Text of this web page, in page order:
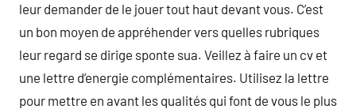
leur demander de le jouer tout haut devant vous. C’est
un bon moyen de appréhender vers quelles rubriques
leur regard se dirige sponte sua. Veillez à faire un cv et
une lettre d’energie complémentaires. Utilisez la lettre
pour mettre en avant les qualités qui font de vous le plus